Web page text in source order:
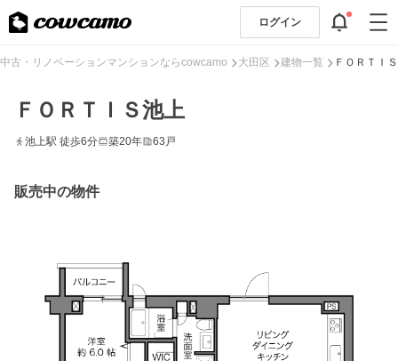
ログイン
中古・リノベーションマンションならcowcamo 大田区 建物一覧 ＦＯＲＴＩ
ＦＯＲＴＩＳ池上
池上駅 徒歩6分 築20年 63戸
販売中の物件